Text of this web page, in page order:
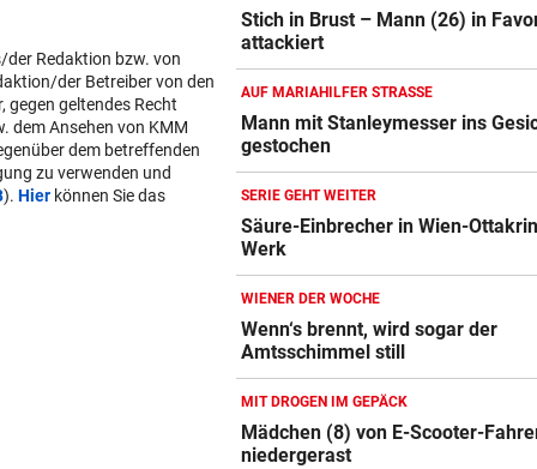
der Redaktion bzw. von
der Betreiber von den
gegen geltendes Recht
dem Ansehen von KMM
dem betreffenden
zu verwenden und
). Hier können Sie das
Stich in Brust – Mann (26) in
attackiert
AUF MARIAHILFER STRASSE
Mann mit Stanleymesser ins
gestochen
SERIE GEHT WEITER
Säure-Einbrecher in Wien-
Werk
WIENER DER WOCHE
Wenn‘s brennt, wird sogar der
Amtsschimmel still
MIT DROGEN IM GEPÄCK
Mädchen (8) von E-Scooter-
niedergerast